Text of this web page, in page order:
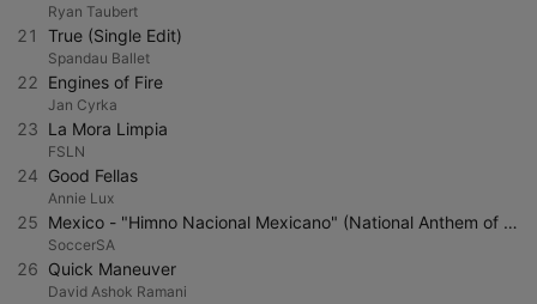
Ryan Taubert
21 True (Single Edit)
Spandau Ballet
22 Engines of Fire
Jan Cyrka
23 La Mora Limpia
FSLN
24 Good Fellas
Annie Lux
25 Mexico - "Himno Nacional Mexicano" (National Anthem of Mexico)
SoccerSA
26 Quick Maneuver
David Ashok Ramani